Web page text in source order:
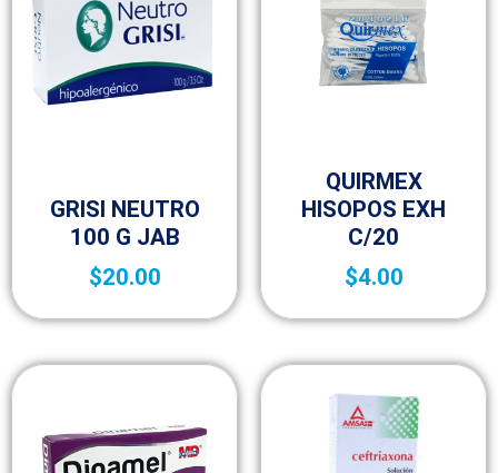
GRISI NEUTRO
100 G JAB
$20.00
QUIRMEX
HISOPOS EXH
C/20
$4.00